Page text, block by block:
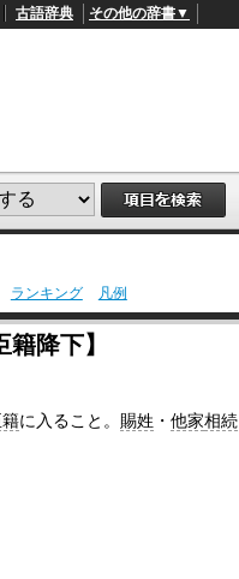
古語辞典 その他の辞書▼
ランキング 凡例
降下】
に入ること。 賜姓 ・他家相続